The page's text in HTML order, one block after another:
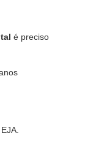
é preciso